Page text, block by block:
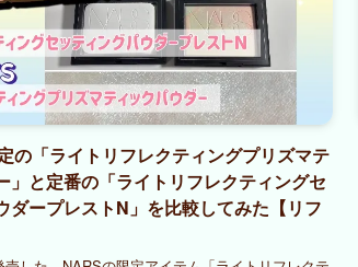
の「ライトリフレクティングプリズマテ
」と定番の「ライトリフレクティングセ
ダープレストN」を比較してみた【リフ